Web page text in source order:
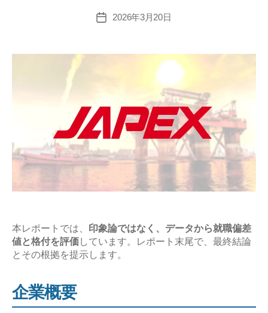
均
の
企
業
研
究
【激
務？
ば
投
2026年3月20日
本レポートでは、 印象論ではなく、データから就職偏差
値と格付を評価しています。レポート末尾で、最終結論
とその根拠を提示します。
企業概要